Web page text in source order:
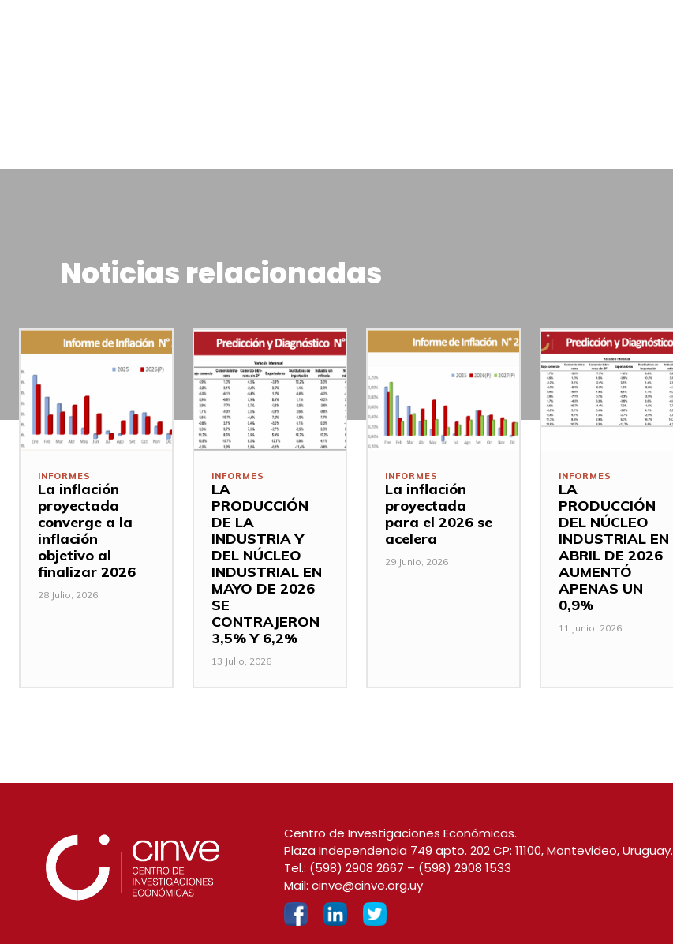
Noticias relacionadas
INFORMES
La inflación
proyectada
converge a la
inflación
objetivo al
finalizar 2026
28 Julio, 2026
INFORMES
LA
PRODUCCIÓN
DE LA
INDUSTRIA Y
DEL NÚCLEO
INDUSTRIAL EN
MAYO DE 2026
SE
CONTRAJERON
3,5% Y 6,2%
13 Julio, 2026
INFORMES
La inflación
proyectada
para el 2026 se
acelera
29 Junio, 2026
INFORMES
LA
PRODUCCIÓN
DEL NÚCLEO
INDUSTRIAL EN
ABRIL DE 2026
AUMENTÓ
APENAS UN
0,9%
11 Junio, 2026
Centro de Investigaciones Económicas.
Plaza Independencia 749 apto. 202 CP: 11100, Montevideo, Uruguay.
Tel.: (598) 2908 2667 – (598) 2908 1533
Mail: cinve@cinve.org.uy